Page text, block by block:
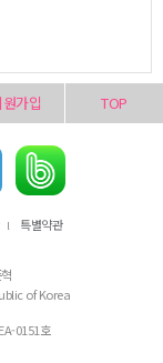
가입 TOP
l 특별약관
of Korea
0151호